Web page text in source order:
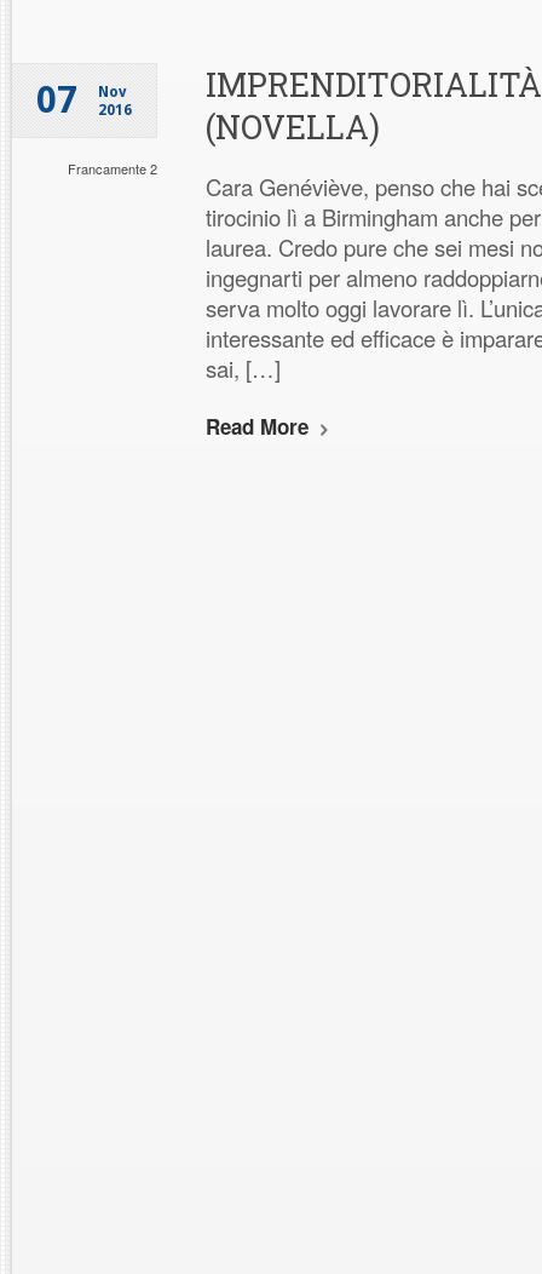
07
Nov
2016
Francamente 2
(NOVELLA)
Cara Genéviève, penso che hai
tirocinio lì a Birmingham anche
laurea. Credo pure che sei mesi
ingegnarti per almeno
serva molto oggi lavorare lì.
interessante ed efficace è
sai, […]
Read More